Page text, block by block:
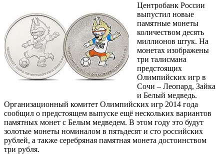
Центробанк России
выпустил новые
памятные монеты
количеством десять
миллионов штук. На
монетах изображены
три талисмана
предстоящих
Олимпийских игр в
Сочи – Леопард, Зайка
и Белый медведь.
Организационный комитет Олимпийских игр 2014 года
сообщил о предстоящем выпуске ещё нескольких вариантов
памятных монет с Белым медведем. В этом году это будут
золотые монеты номиналом в пятьдесят и сто российских
рублей, а также серебряная памятная монета достоинством
три рубля.